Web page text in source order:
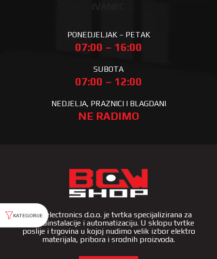
PONEDJELJAK – PETAK
07:00 – 16:00
SUBOTA
07:00 – 12:00
NEDJELJA, PRAZNICI I BLAGDANI
NE RADIMO
BGW-electronics d.o.o. je tvrtka specijalizirana za
elektroinstalacije i automatizaciju. U sklopu tvrtke
poslije i trgovina u kojoj nudimo velik izbor elektro
materijala, pribora i srodnih proizvoda.